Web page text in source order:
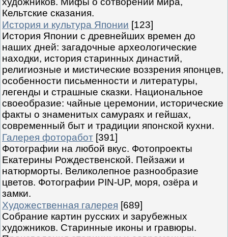
Кельтские сказания.
История и культура Японии [123]
История Японии с древнейших времен до
наших дней: загадочные археологические
находки, история старинных династий,
религиозные и мистические воззрения японцев,
особенности письменности и литературы,
легенды и страшные сказки. Национальное
своеобразие: чайные церемонии, исторические
факты о знаменитых самураях и гейшах,
современный быт и традиции японской кухни.
Галерея фоторабот [391]
Фотографии на любой вкус. Фотопроекты
Екатерины Рождественской. Пейзажи и
натюрморты. Великолепное разнообразие
цветов. Фотографии PIN-UP, моря, озёра и
замки.
Художественная галерея [689]
Собрание картин русских и зарубежных
художников. Старинные иконы и гравюры.